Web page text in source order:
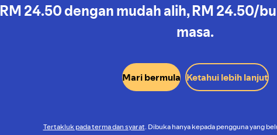
RM 24.50dengan mudah alih,RM 24.50/
masa.
Mari bermula Ketahui lebih lanjut
Tertakluk pada terma dan syarat. Dibuka hanya kepada pengguna yang